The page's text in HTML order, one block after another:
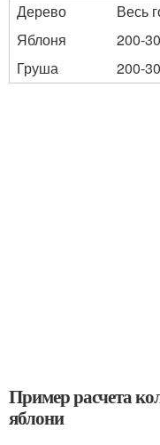
Дерево Весь
Яблоня
200-
Груша
200-
Пример расчета
яблони